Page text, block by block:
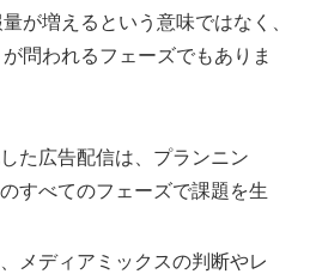
が増えるという意味ではなく、
問われるフェーズでもありま
た広告配信は、プランニン
すべてのフェーズで課題を生
メディアミックスの判断やレ